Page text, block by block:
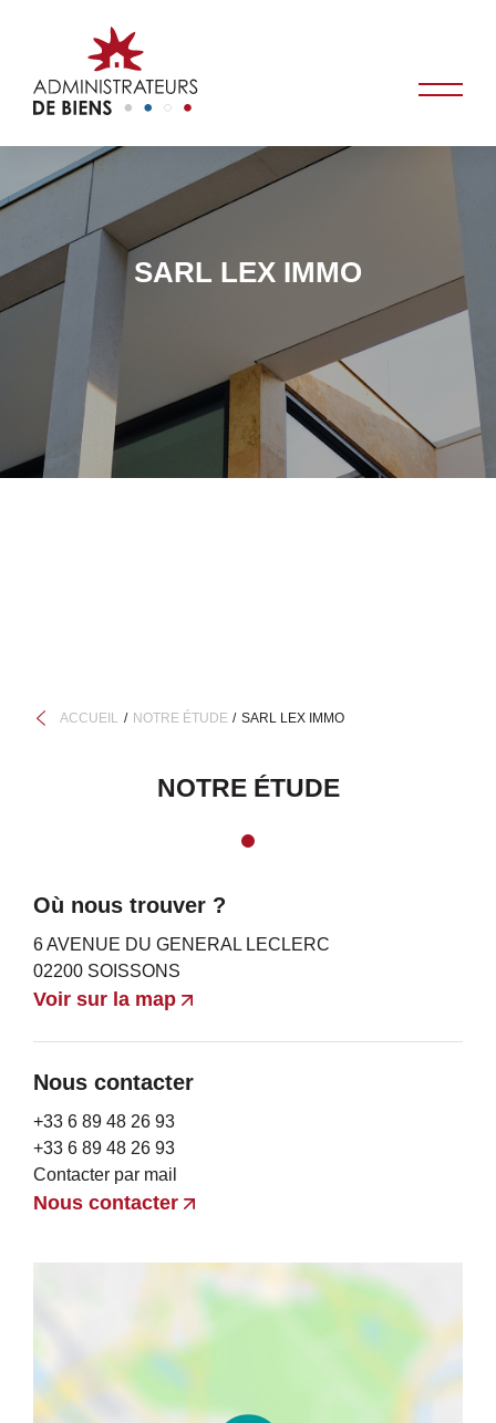
SARL LEX IMMO
ACCUEIL NOTRE ÉTUDE SARL LEX IMMO
NOTRE ÉTUDE
Où nous trouver ?
6 AVENUE DU GENERAL LECLERC
02200 SOISSONS
Voir sur la map
Nous contacter
+33 6 89 48 26 93
+33 6 89 48 26 93
Contacter par mail
Nous contacter